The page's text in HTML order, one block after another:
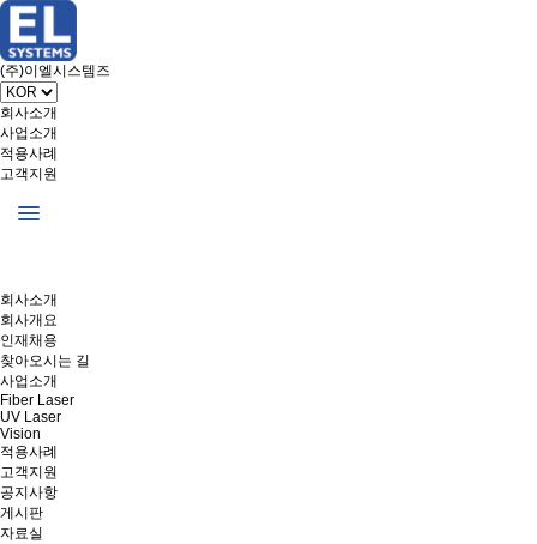
(주)이엘시스템즈
회사소개
사업소개
적용사례
고객지원
회사소개
회사개요
인재채용
찾아오시는 길
사업소개
Fiber Laser
UV Laser
Vision
적용사례
고객지원
공지사항
게시판
자료실